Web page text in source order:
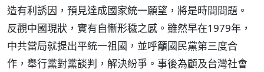
造有利誘因，預見達成國家統一願望，將是時間問題。
反觀中國現狀，實有自慚形穢之感。雖然早在1979年，
中共當局就提出平統一祖國，並呼籲國民黨第三度合
作，舉行黨對黨談判，解決紛爭。事後為顧及台灣社會